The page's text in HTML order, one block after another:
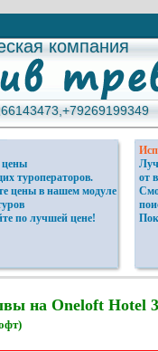
компания
компания
туроператоров.
цены в нашем модуле
по лучшей цене!
от
на Oneloft Hotel